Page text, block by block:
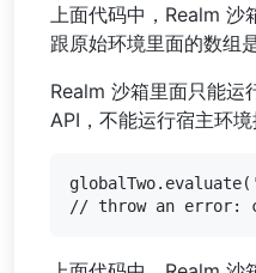
上面代码中，Realm 沙
跟原始环境里面的数组
Realm 沙箱里面只能
API，不能运行宿主环境